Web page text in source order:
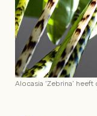
Alocasia ‘Zebrina’